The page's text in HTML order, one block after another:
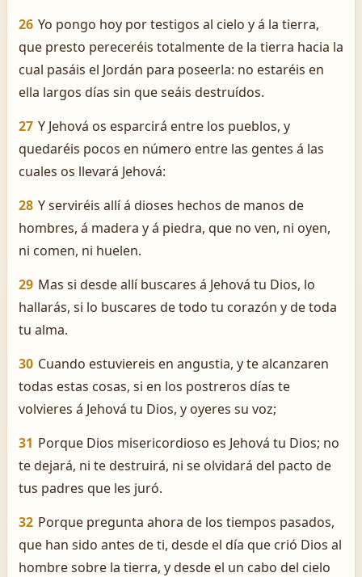
26 Yo pongo hoy por testigos al cielo y á la tierra,
que presto pereceréis totalmente de la tierra hacia la
cual pasáis el Jordán para poseerla: no estaréis en
ella largos días sin que seáis destruídos.
27 Y Jehová os esparcirá entre los pueblos, y
quedaréis pocos en número entre las gentes á las
cuales os llevará Jehová:
28 Y serviréis allí á dioses hechos de manos de
hombres, á madera y á piedra, que no ven, ni oyen,
ni comen, ni huelen.
29 Mas si desde allí buscares á Jehová tu Dios, lo
hallarás, si lo buscares de todo tu corazón y de toda
tu alma.
30 Cuando estuviereis en angustia, y te alcanzaren
todas estas cosas, si en los postreros días te
volvieres á Jehová tu Dios, y oyeres su voz;
31 Porque Dios misericordioso es Jehová tu Dios; no
te dejará, ni te destruirá, ni se olvidará del pacto de
tus padres que les juró.
32 Porque pregunta ahora de los tiempos pasados,
que han sido antes de ti, desde el día que crió Dios al
hombre sobre la tierra, y desde el un cabo del cielo